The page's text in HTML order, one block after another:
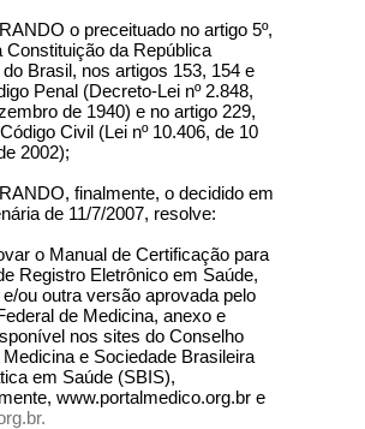
o preceituado no artigo 5º,
Constituição da República
Brasil, nos artigos 153, 154 e
Penal (Decreto-Lei nº 2.848,
de 1940) e no artigo 229,
Civil (Lei nº 10.406, de 10
2002);
finalmente, o decidido em
de 11/7/2007, resolve:
o Manual de Certificação para
Registro Eletrônico em Saúde,
ou outra versão aprovada pelo
de Medicina, anexo e
nos sites do Conselho
Medicina e Sociedade Brasileira
em Saúde (SBIS),
www.portalmedico.org.br e